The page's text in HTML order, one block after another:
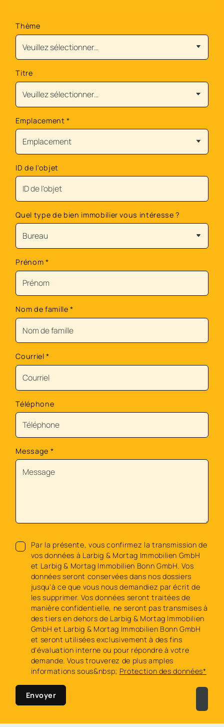
Thème
Titre
Emplacement*
ID de l'objet
Quel type de bien immobilier vous intéresse ?
Prénom *
Nom de famille*
Courriel*
Téléphone
Message *
Par la présente, vous confirmez la transmission de
vos données à Larbig & Mortag Immobilien GmbH
et Larbig & Mortag Immobilien Bonn GmbH. Vos
données seront conservées dans nos dossiers
jusqu'à ce que vous nous demandiez par écrit de
les supprimer. Vos données seront traitées de
manière confidentielle, ne seront pas transmises à
des tiers en dehors de Larbig & Mortag Immobilien
GmbH et Larbig & Mortag Immobilien Bonn GmbH
et seront utilisées exclusivement à des fins
d'évaluation interne ou pour répondre à votre
demande. Vous trouverez de plus amples
informations sous&nbsp; Protection des données*
Envoyer